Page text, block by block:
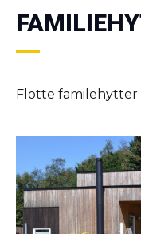
Flotte familehytter